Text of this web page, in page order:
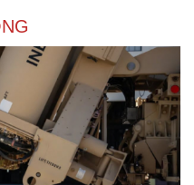
Đời sống
Nhà đẹp
Blog
Tình yêu - Gia đình